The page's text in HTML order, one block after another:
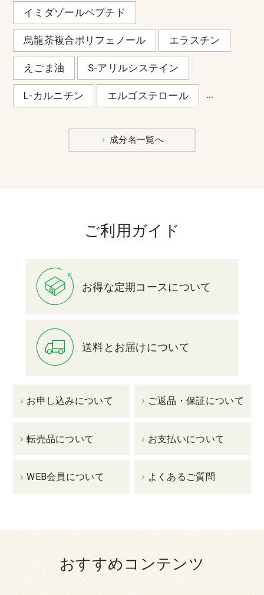
成分名一覧へ
イミダゾールペプチド
烏龍茶複合ポリフェノール エラスチン
えごま油 S-アリルシステイン
L-カルニチン エルゴステロール ...
ご利用ガイド
お得な定期コースについて
送料とお届けについて
お申し込みについて ご返品・保証について
転売品について お支払いについて
WEB会員について よくあるご質問
おすすめコンテンツ